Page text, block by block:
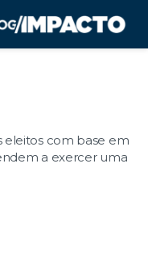
eleitos com base em
a exercer uma